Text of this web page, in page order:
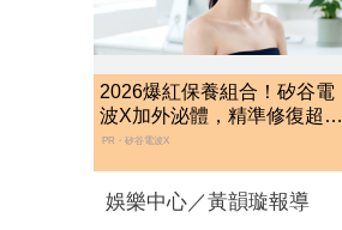
2026爆紅保養組合！矽谷電
波X加外泌體，精準修復超有
感
PR・矽谷電波X
娛樂中心／黃韻璇報導